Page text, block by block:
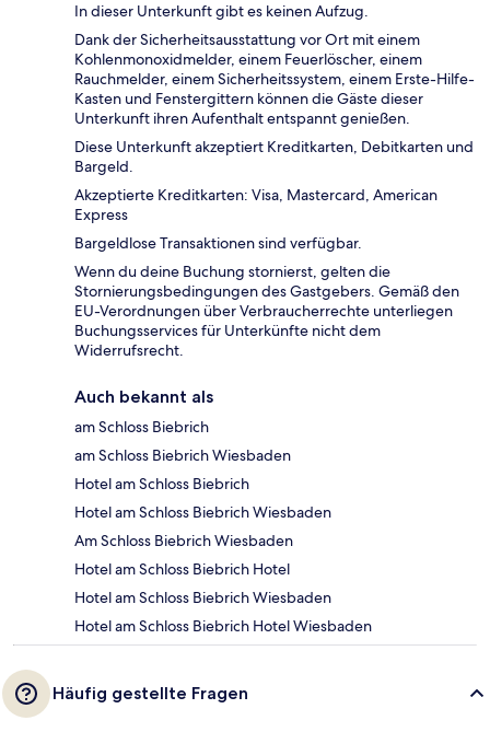
In dieser Unterkunft gibt es keinen Aufzug.
Dank der Sicherheitsausstattung vor Ort mit einem
Kohlenmonoxidmelder, einem Feuerlöscher, einem
Rauchmelder, einem Sicherheitssystem, einem Erste-Hilfe-
Kasten und Fenstergittern können die Gäste dieser
Unterkunft ihren Aufenthalt entspannt genießen.
Diese Unterkunft akzeptiert Kreditkarten, Debitkarten und
Bargeld.
Akzeptierte Kreditkarten: Visa, Mastercard, American
Express
Bargeldlose Transaktionen sind verfügbar.
Wenn du deine Buchung stornierst, gelten die
Stornierungsbedingungen des Gastgebers. Gemäß den
EU-Verordnungen über Verbraucherrechte unterliegen
Buchungsservices für Unterkünfte nicht dem
Widerrufsrecht.
Auch bekannt als
am Schloss Biebrich
am Schloss Biebrich Wiesbaden
Hotel am Schloss Biebrich
Hotel am Schloss Biebrich Wiesbaden
Am Schloss Biebrich Wiesbaden
Hotel am Schloss Biebrich Hotel
Hotel am Schloss Biebrich Wiesbaden
Hotel am Schloss Biebrich Hotel Wiesbaden
Häufig gestellte Fragen